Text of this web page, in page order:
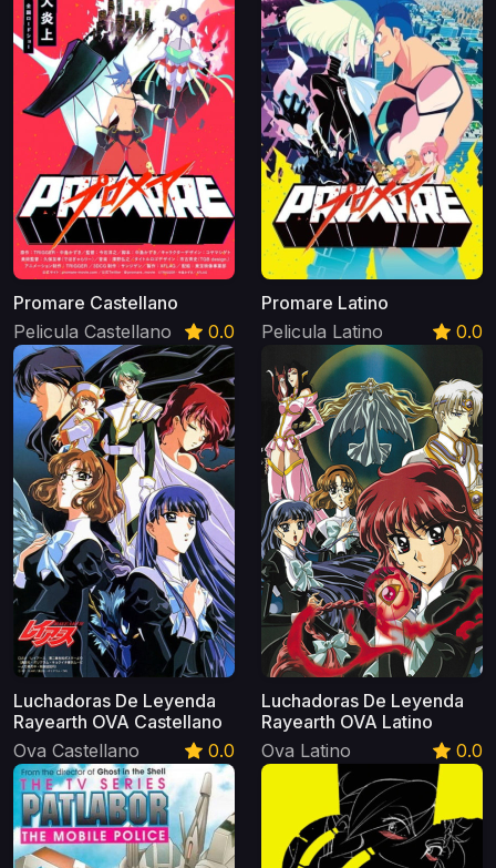
Promare Castellano
Pelicula Castellano
0.0
Promare Latino
Pelicula Latino
0.0
Luchadoras De Leyenda
Rayearth OVA Castellano
Ova Castellano
0.0
Luchadoras De Leyenda
Rayearth OVA Latino
Ova Latino
0.0